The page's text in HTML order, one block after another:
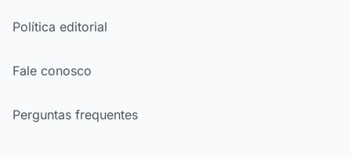
Política editorial
Fale conosco
Perguntas frequentes